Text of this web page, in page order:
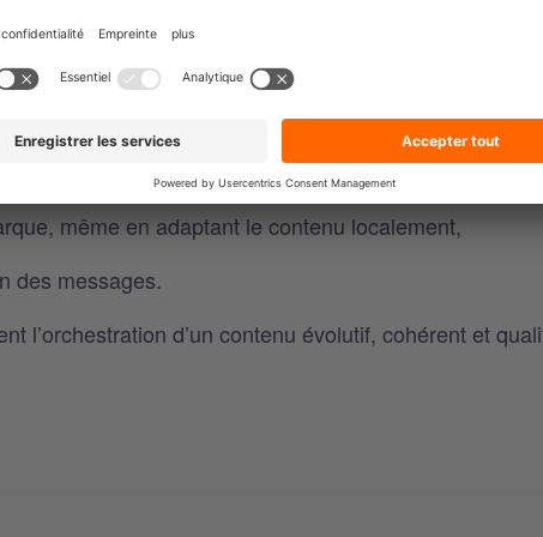
vivante pour votre stratégie éditoriale. En
ils forment l’architecture communicative.
une compréhension alignée,
même en adaptant le contenu localement,
des messages.
l’orchestration d’un contenu évolutif, cohérent et